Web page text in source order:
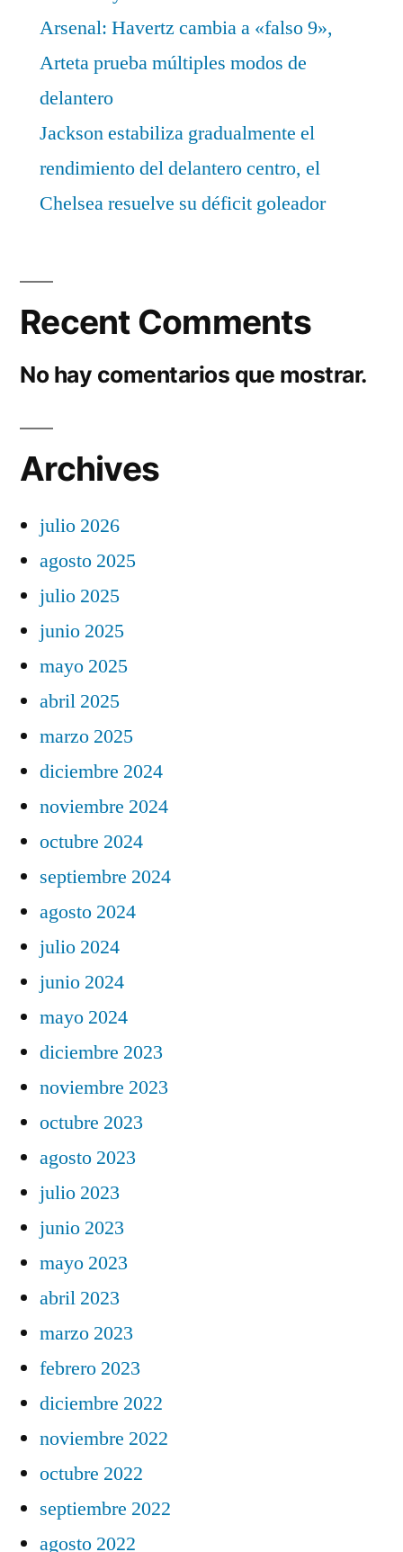
Arsenal: Havertz cambia a «falso 9»,
Arteta prueba múltiples modos de
delantero
Jackson estabiliza gradualmente el
rendimiento del delantero centro, el
Chelsea resuelve su déficit goleador
Recent Comments
No hay comentarios que mostrar.
Archives
julio 2026
agosto 2025
julio 2025
junio 2025
mayo 2025
abril 2025
marzo 2025
diciembre 2024
noviembre 2024
octubre 2024
septiembre 2024
agosto 2024
julio 2024
junio 2024
mayo 2024
diciembre 2023
noviembre 2023
octubre 2023
agosto 2023
julio 2023
junio 2023
mayo 2023
abril 2023
marzo 2023
febrero 2023
diciembre 2022
noviembre 2022
octubre 2022
septiembre 2022
agosto 2022